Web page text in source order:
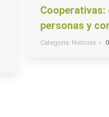
Cooperativas:
personas y
Categoria: Noticias